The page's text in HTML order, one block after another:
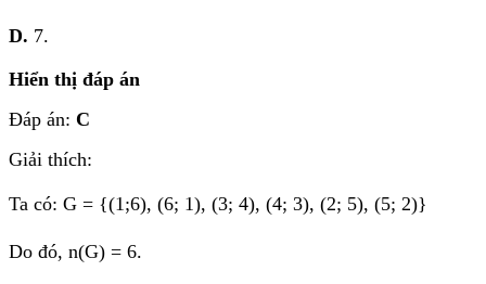
D. 7.
Hiển thị đáp án
Đáp án: C
Giải thích:
Ta có: G = {(1;6), (6; 1), (3; 4), (4; 3), (2; 5), (5; 2)}
Do đó, n(G) = 6.